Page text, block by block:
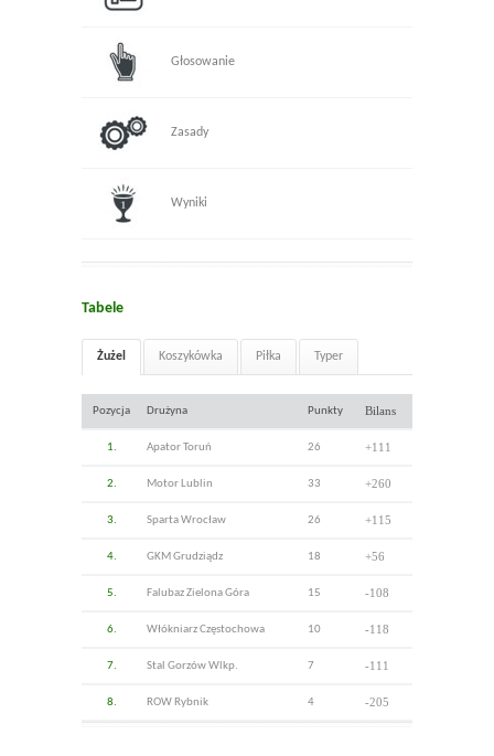
Głosowanie
Zasady
Wyniki
Tabele
Żużel Koszykówka Piłka Typer
Pozycja Drużyna Punkty Bilans
1. Apator Toruń 26 +111
2. Motor Lublin 33 +260
3. Sparta Wrocław 26 +115
4. GKM Grudziądz 18 +56
5. Falubaz Zielona Góra 15 -108
6. Włókniarz Częstochowa 10 -118
7. Stal Gorzów Wlkp. 7 -111
8. ROW Rybnik 4 -205